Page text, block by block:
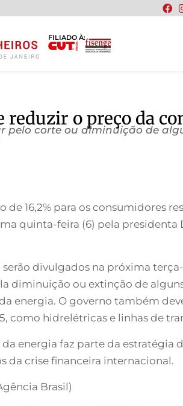
FILIADO À:
o preço da
pelo corte ou diminuição de
16,2% para os consumidores
quinta-feira (6) pela presidenta
divulgados na próxima
diminuição ou extinção de
energia. O governo também
como hidrelétricas e linhas de
energia faz parte da estratégia
da crise financeira internacional.
Brasil)